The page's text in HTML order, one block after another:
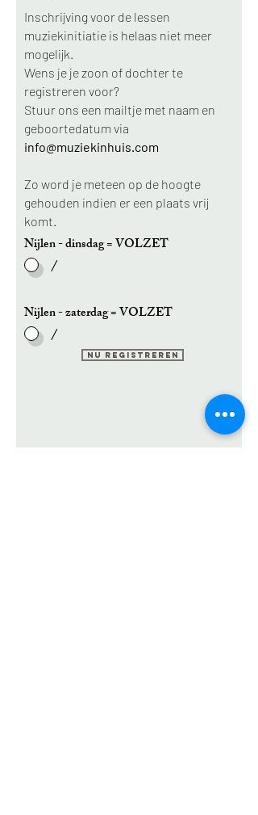
Inschrijving voor de lessen
muziekinitiatie is helaas niet meer
mogelijk.
Wens je je zoon of dochter te
registreren voor?
Stuur ons een mailtje met naam en
geboortedatum via
info@muziekinhuis.com
Zo word je meteen op de hoogte
gehouden indien er een plaats vrij
komt.
Nijlen - dinsdag = VOLZET
/
Nijlen - zaterdag = VOLZET
/
Nu registreren